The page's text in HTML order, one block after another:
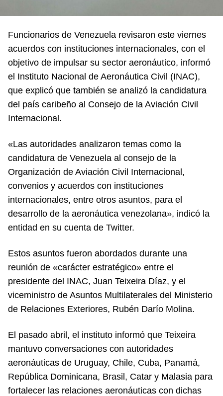
Funcionarios de Venezuela revisaron este viernes
acuerdos con instituciones internacionales, con el
objetivo de impulsar su sector aeronáutico, informó
el Instituto Nacional de Aeronáutica Civil (INAC),
que explicó que también se analizó la candidatura
del país caribeño al Consejo de la Aviación Civil
Internacional.
«Las autoridades analizaron temas como la
candidatura de Venezuela al consejo de la
Organización de Aviación Civil Internacional,
convenios y acuerdos con instituciones
internacionales, entre otros asuntos, para el
desarrollo de la aeronáutica venezolana», indicó la
entidad en su cuenta de Twitter.
Estos asuntos fueron abordados durante una
reunión de «carácter estratégico» entre el
presidente del INAC, Juan Teixeira Díaz, y el
viceministro de Asuntos Multilaterales del Ministerio
de Relaciones Exteriores, Rubén Darío Molina.
El pasado abril, el instituto informó que Teixeira
mantuvo conversaciones con autoridades
aeronáuticas de Uruguay, Chile, Cuba, Panamá,
República Dominicana, Brasil, Catar y Malasia para
fortalecer las relaciones aeronáuticas con dichas